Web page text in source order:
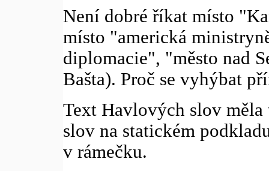
Není dobré říkat místo
místo "americká
diplomacie", "město nad
Bašta). Proč se vyhýbat
Text Havlových slov
slov na statickém
v rámečku.